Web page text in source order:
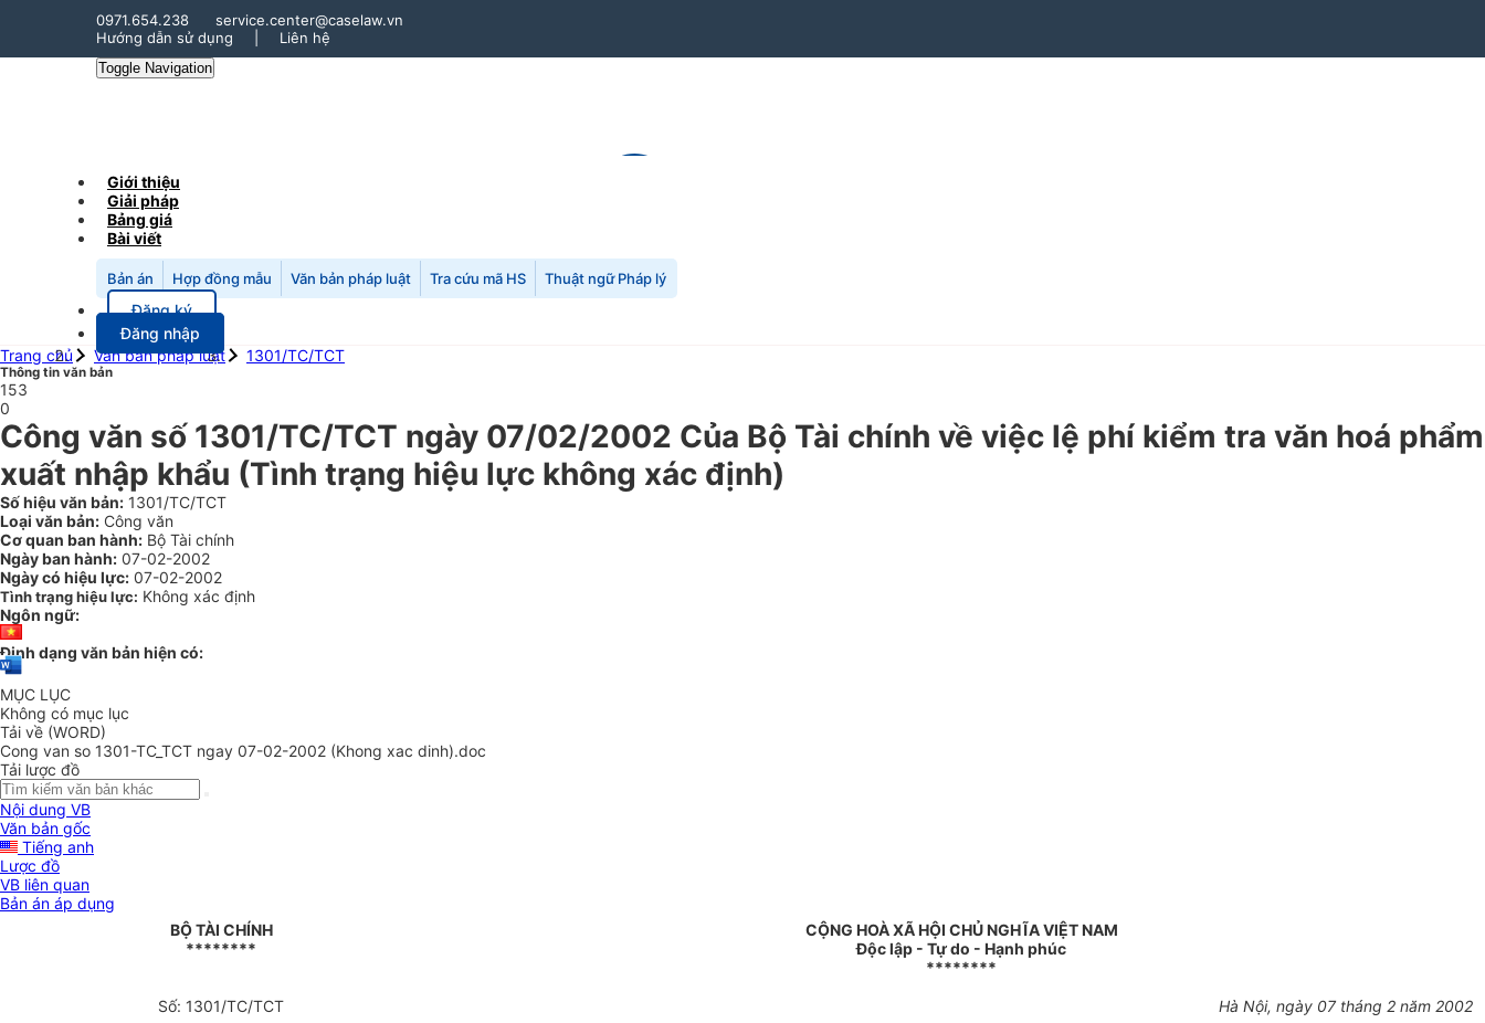
0971.654.238
service.center@caselaw.vn
Hướng dẫn sử dụng
Liên hệ
Toggle Navigation
Giới thiệu
Giải pháp
Bảng giá
Bài viết
Bản án Hợp đồng mẫu Văn bản pháp luật Tra cứu mã HS Thuật ngữ Pháp lý
Đăng ký
Đăng nhập
Trang chủ
Văn bản pháp luật 1301/TC/TCT
Thông tin văn bản
153
0
Công văn số 1301/TC/TCT ngày 07/02/2002 Của Bộ Tài chính về việc lệ phí kiểm tra văn hoá phẩm
xuất nhập khẩu (Tình trạng hiệu lực không xác định)
Số hiệu văn bản: 1301/TC/TCT
Loại văn bản: Công văn
Cơ quan ban hành: Bộ Tài chính
Ngày ban hành: 07-02-2002
Ngày có hiệu lực: 07-02-2002
Tình trạng hiệu lực: Không xác định
Ngôn ngữ:
Định dạng văn bản hiện có:
MỤC LỤC
Không có mục lục
Tải về (WORD)
Cong van so 1301-TC_TCT ngay 07-02-2002 (Khong xac dinh).doc
Tải lược đồ
Nội dung VB
Văn bản gốc
Tiếng anh
Lược đồ
VB liên quan
Bản án áp dụng
BỘ TÀI CHÍNH
********
CỘNG HOÀ XÃ HỘI CHỦ NGHĨA VIỆT NAM
Độc lập - Tự do - Hạnh phúc
********
Số: 1301/TC/TCT Hà Nội, ngày 07 tháng 2 năm 2002